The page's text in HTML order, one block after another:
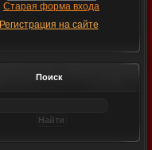
Старая форма входа
Регистрация на сайте
Поиск